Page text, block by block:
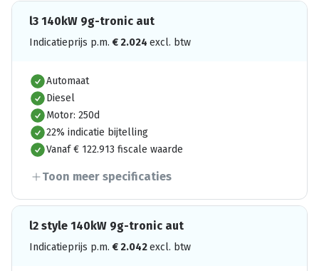
l3 140kW 9g-tronic aut
Indicatieprijs p.m. € 2.024 excl. btw
Automaat
Diesel
Motor: 250d
22% indicatie bijtelling
Vanaf € 122.913 fiscale waarde
Toon meer specificaties
l2 style 140kW 9g-tronic aut
Indicatieprijs p.m. € 2.042excl. btw